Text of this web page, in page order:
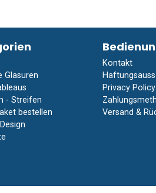
Glasuren
- Streifen
bestellen
Kontakt
Privacy Policy
Versand &